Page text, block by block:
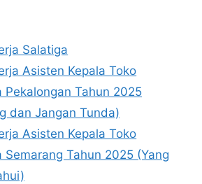
Salatiga
Asisten Kepala Toko
Pekalongan Tahun 2025
dan Jangan Tunda)
Asisten Kepala Toko
Tahun 2025 (Yang